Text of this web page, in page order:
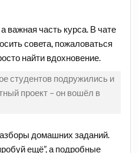
важная часть курса. В чате
совета, пожаловаться
найти вдохновение.
студентов подружились и
проект – он вошёл в
домашних заданий.
ещё”, а подробные